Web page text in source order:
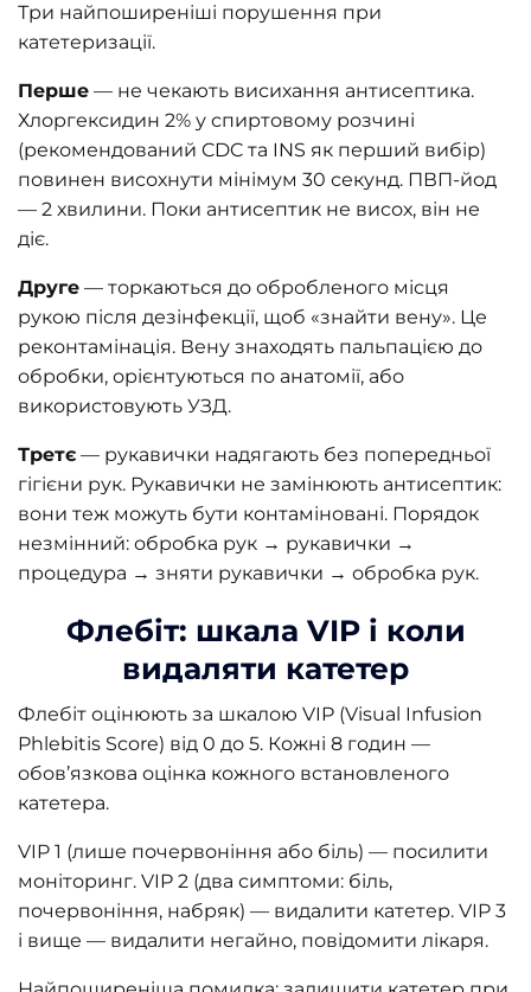
Три найпоширеніші порушення при
катетеризації.
Перше — не чекають висихання антисептика.
Хлоргексидин 2% у спиртовому розчині
(рекомендований CDC та INS як перший вибір)
повинен висохнути мінімум 30 секунд. ПВП-йод
— 2 хвилини. Поки антисептик не висох, він не
діє.
Друге — торкаються до обробленого місця
рукою після дезінфекції, щоб «знайти вену». Це
реконтамінація. Вену знаходять пальпацією до
обробки, орієнтуються по анатомії, або
використовують УЗД.
Третє — рукавички надягають без попередньої
гігієни рук. Рукавички не замінюють антисептик:
вони теж можуть бути контаміновані. Порядок
незмінний: обробка рук → рукавички →
процедура → зняти рукавички → обробка рук.
Флебіт: шкала VIP і коли
видаляти катетер
Флебіт оцінюють за шкалою VIP (Visual Infusion
Phlebitis Score) від 0 до 5. Кожні 8 годин —
обов’язкова оцінка кожного встановленого
катетера.
VIP 1 (лише почервоніння або біль) — посилити
моніторинг. VIP 2 (два симптоми: біль,
почервоніння, набряк) — видалити катетер. VIP 3
і вище — видалити негайно, повідомити лікаря.